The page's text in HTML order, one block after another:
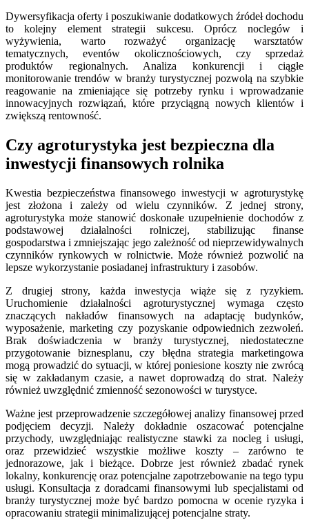
Dywersyfikacja oferty i poszukiwanie dodatkowych źródeł dochodu
to kolejny element strategii sukcesu. Oprócz noclegów i
wyżywienia, warto rozważyć organizację warsztatów
tematycznych, eventów okolicznościowych, czy sprzedaż
produktów regionalnych. Analiza konkurencji i ciągłe
monitorowanie trendów w branży turystycznej pozwolą na szybkie
reagowanie na zmieniające się potrzeby rynku i wprowadzanie
innowacyjnych rozwiązań, które przyciągną nowych klientów i
zwiększą rentowność.
Czy agroturystyka jest bezpieczna dla
inwestycji finansowych rolnika
Kwestia bezpieczeństwa finansowego inwestycji w agroturystykę
jest złożona i zależy od wielu czynników. Z jednej strony,
agroturystyka może stanowić doskonałe uzupełnienie dochodów z
podstawowej działalności rolniczej, stabilizując finanse
gospodarstwa i zmniejszając jego zależność od nieprzewidywalnych
czynników rynkowych w rolnictwie. Może również pozwolić na
lepsze wykorzystanie posiadanej infrastruktury i zasobów.
Z drugiej strony, każda inwestycja wiąże się z ryzykiem.
Uruchomienie działalności agroturystycznej wymaga często
znaczących nakładów finansowych na adaptację budynków,
wyposażenie, marketing czy pozyskanie odpowiednich zezwoleń.
Brak doświadczenia w branży turystycznej, niedostateczne
przygotowanie biznesplanu, czy błędna strategia marketingowa
mogą prowadzić do sytuacji, w której poniesione koszty nie zwrócą
się w zakładanym czasie, a nawet doprowadzą do strat. Należy
również uwzględnić zmienność sezonowości w turystyce.
Ważne jest przeprowadzenie szczegółowej analizy finansowej przed
podjęciem decyzji. Należy dokładnie oszacować potencjalne
przychody, uwzględniając realistyczne stawki za nocleg i usługi,
oraz przewidzieć wszystkie możliwe koszty – zarówno te
jednorazowe, jak i bieżące. Dobrze jest również zbadać rynek
lokalny, konkurencję oraz potencjalne zapotrzebowanie na tego typu
usługi. Konsultacja z doradcami finansowymi lub specjalistami od
branży turystycznej może być bardzo pomocna w ocenie ryzyka i
opracowaniu strategii minimalizującej potencjalne straty.